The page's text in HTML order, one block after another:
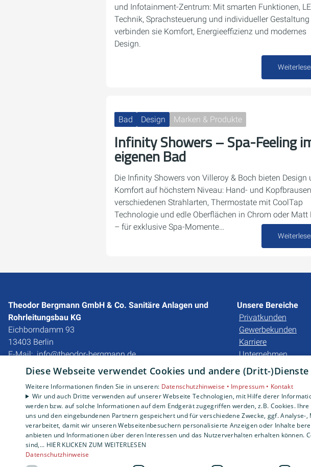
und Infotainment-Zentrum: Mit smarten Funktionen,
Technik, Sprachsteuerung und individueller Gestaltung
verbinden sie Komfort, Energieeffizienz und modernes
Design.
29.
Bad Design Marken & Produkte
Infinity Showers – Spa-Feeling
eigenen Bad
Die Infinity Showers von Villeroy & Boch bieten Design
Komfort auf höchstem Niveau: Hand- und
verschiedenen Strahlarten, Thermostate mit CoolTap
Technologie und edle Oberflächen in Chrom oder Matt
– für exklusive Spa-Momente…
Theodor Bergmann GmbH & Co. Sanitäre Anlagen und
Rohrleitungsbau KG
Eichborndamm 93
13403 Berlin
E-Mail: info@theodor-bergmann.de
030 4177940
Impressum
Datenschutzerklärung
Barrierefreiheitserklärung
Unsere Bereiche
Privatkunden
Gewerbekunden
Karriere
Unternehmen
Diese Webseite verwendet Cookies und andere (Dritt-)Dienste
Weitere Informationen finden Sie in unseren: Datenschutzhinweise • Impressum • Kontakt
Wir und auch Dritte verwenden auf unserer Webseite Technologien, mit Hilfe derer
werden bzw. auf solche Informationen auf dem Endgerät zugegriffen werden, z.B. Cookies.
uns und den eingebundenen Partnern gespeichert und für verschiedene Zwecke, ggf. Analyse-
verarbeitet, damit wir unseren Webseitenbesuchern personalisierte Anzeigen oder Inhalte
anbieten und Informationen über deren Interessen und das Nutzerverhalten erhalten können.
sind,... HIER KLICKEN ZUM WEITERLESEN
Datenschutzhinweise